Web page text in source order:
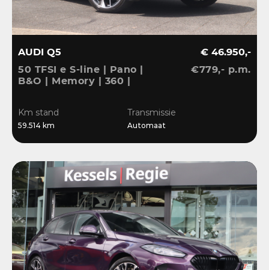
AUDI Q5
50 TFSI e S-line | Pano |
B&O | Memory | 360 |
CarPlay
€ 46.950,-
€779,- p.m.
Km stand
59.514 km
Transmissie
Automaat